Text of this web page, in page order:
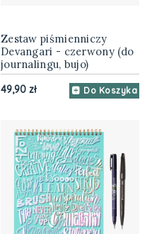
Zestaw piśmienniczy
Devangari - czerwony (do
journalingu, bujo)
49,90 zł Do Koszyka